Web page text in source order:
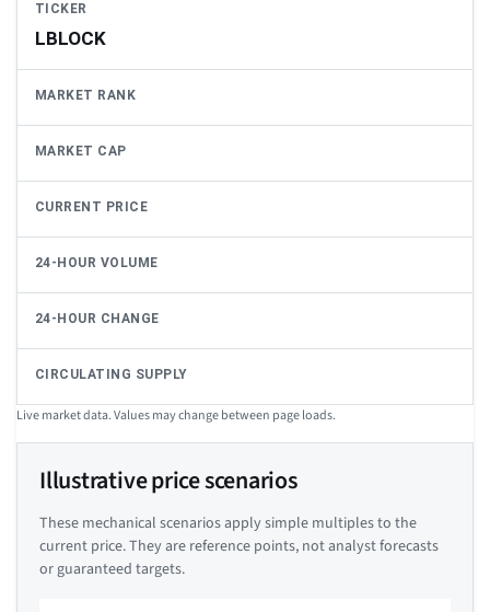
TICKER
LBLOCK
MARKET RANK
MARKET CAP
CURRENT PRICE
24-HOUR VOLUME
24-HOUR CHANGE
CIRCULATING SUPPLY
Live market data. Values may change between page loads.
Illustrative price scenarios
These mechanical scenarios apply simple multiples to the
current price. They are reference points, not analyst forecasts
or guaranteed targets.